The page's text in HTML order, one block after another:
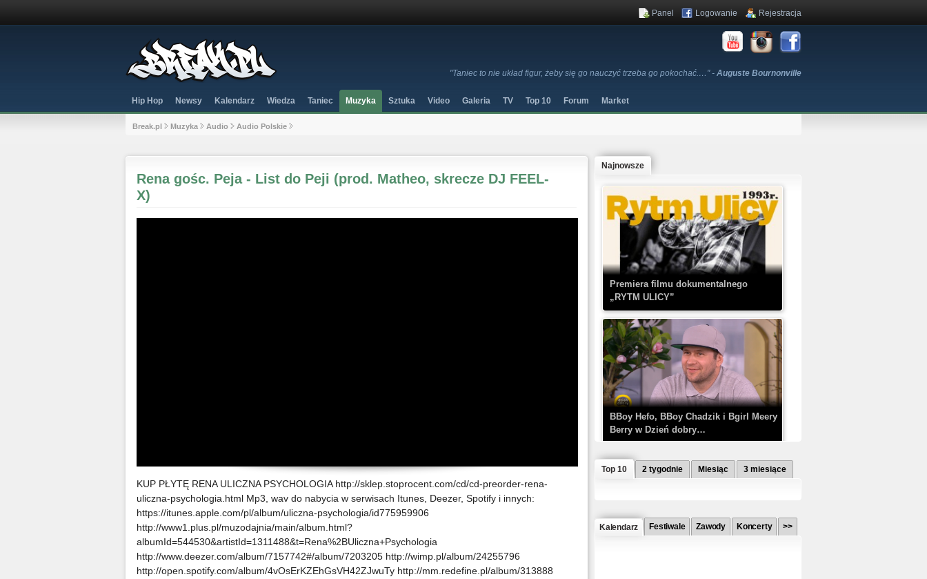
"Taniec to nie układ figur, żeby się go nauczyć trzeba go pokochać.…" - Auguste Bournonville
Panel Logowanie Rejestracja
Hip Hop Newsy Kalendarz Wiedza Taniec Muzyka Sztuka Video Galeria TV Top 10 Forum Market
Break.pl Muzyka Audio Audio Polskie
Rena gośc. Peja - List do Peji (prod. Matheo, skrecze DJ FEEL-
X)
KUP PŁYTĘ RENA ULICZNA PSYCHOLOGIA http://sklep.stoprocent.com/cd/cd-preorder-rena-
uliczna-psychologia.html Mp3, wav do nabycia w serwisach Itunes, Deezer, Spotify i innych:
https://itunes.apple.com/pl/album/uliczna-psychologia/id775959906
http://www1.plus.pl/muzodajnia/main/album.html?
albumId=544530&artistId=1311488&t=Rena%2BUliczna+Psychologia
http://www.deezer.com/album/7157742#/album/7203205 http://wimp.pl/album/24255796
http://open.spotify.com/album/4vOsErKZEhGsVH42ZJwuTy http://mm.redefine.pl/album/313888
Najnowsze
Premiera filmu dokumentalnego
„RYTM ULICY”
BBoy Hefo, BBoy Chadzik i Bgirl Meery
Berry w Dzień dobry…
Top 10 2 tygodnie Miesiąc 3 miesiące
Kalendarz Festiwale Zawody Koncerty >>